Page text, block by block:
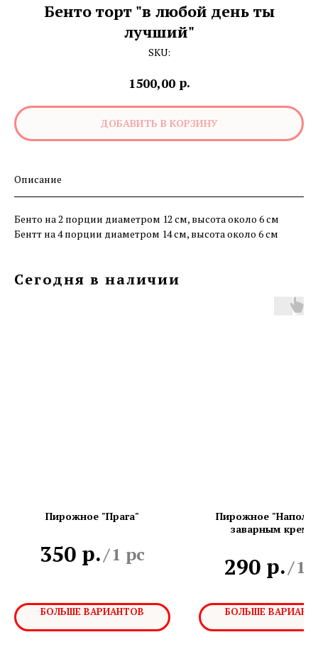
Бенто торт "в любой день ты
лучший"
SKU:
1500,00 р.
ДОБАВИТЬ В КОРЗИНУ
Описание
Бенто на 2 порции диаметром 12 см, высота около 6 см
Бентт на 4 порции диаметром 14 см, высота около 6 см
Сегодня в наличии
Пирожное "Прага"
350 р./1 pc
БОЛЬШЕ ВАРИАНТОВ
Пирожное
заварным
290 р./1
БОЛЬШЕ